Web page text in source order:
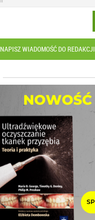
NAPISZ WIADOMOŚĆ DO REDAKCJI